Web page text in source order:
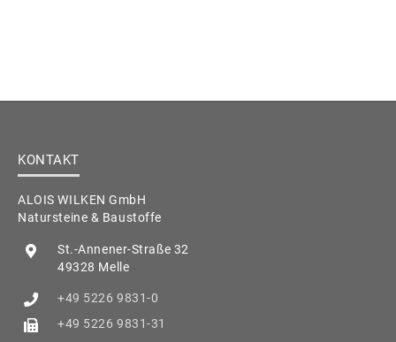
KONTAKT
ALOIS WILKEN GmbH
Natursteine & Baustoffe
St.-Annener-Straße 32
49328 Melle
+49 5226 9831-0
+49 5226 9831-31